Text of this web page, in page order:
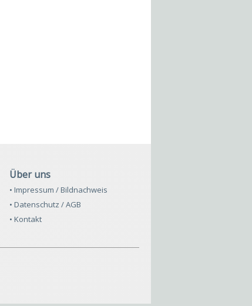
Über uns
• Impressum / Bildnachweis
• Datenschutz / AGB
• Kontakt